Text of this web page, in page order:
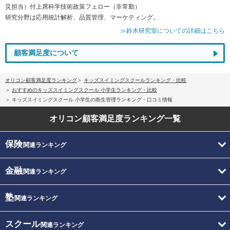
災担当）付上席科学技術政策フェロー（非常勤）
研究分野は応用統計解析、品質管理、マーケティング。
≫鈴木研究室についての詳細はこちら
顧客満足度について
オリコン顧客満足度ランキング
キッズスイミングスクールランキング・比較
おすすめのキッズスイミングスクール 小学生ランキング・比較
キッズスイミングスクール 小学生の衛生管理ランキング・口コミ情報
オリコン顧客満足度ランキング一覧
保険関連ランキング
金融関連ランキング
塾関連ランキング
スクール関連ランキング